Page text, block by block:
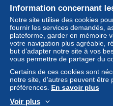
mirebeau de poitou * la
±
Statut
Information concernant
Notre site utilise des cookies
fournir les services demandés,
plateforme, garder en mémoire
votre navigation plus agréable,
but d’adapter notre site à vos
vous permettre de partager du
Certains de ces cookies sont
notre site, d’autres peuvent être
préférences. En savoir plus
Voir plus